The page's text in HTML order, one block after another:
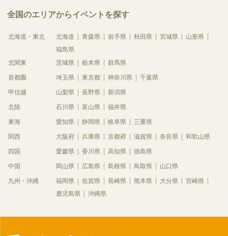
全国のエリアからイベントを探す
北海道・東北 北海道 青森県 岩手県 秋田県 宮城県
山形県
福島県
北関東
茨城県 栃木県 群馬県
首都圏 埼玉県 東京都 神奈川県 千葉県
甲信越 山梨県 長野県 新潟県
北陸 石川県 富山県 福井県
東海 愛知県 静岡県 岐阜県 三重県
関西 大阪府 兵庫県 京都府 滋賀県 奈良県 和歌山県
四国 愛媛県 香川県 高知県 徳島県
中国 岡山県 広島県 島根県 鳥取県 山口県
九州・沖縄 福岡県 佐賀県 長崎県 熊本県 大分県
宮崎県
鹿児島県
沖縄県